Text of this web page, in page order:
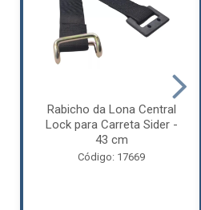
Rabicho da Lona Central
Lock para Carreta Sider -
43 cm
Código: 17669